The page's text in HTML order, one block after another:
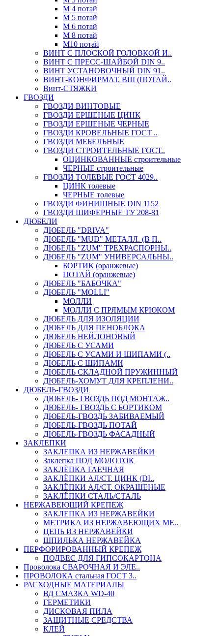
М 4 потай
М 5 потай
М 6 потай
М 8 потай
М10 потай
ВИНТ С ПЛОСКОЙ ГОЛОВКОЙ И..
ВИНТ С ПРЕСС-ШАЙБОЙ DIN 9..
ВИНТ УСТАНОВОЧНЫЙ DIN 91..
ВИНТ-КОНФИРМАТ, ВШ (ПОТАЙ..
Винт-СТЯЖКИ
ГВОЗДИ
ГВОЗДИ ВИНТОВЫЕ
ГВОЗДИ ЕРШЕНЫЕ ЦИНК
ГВОЗДИ ЕРШЕНЫЕ ЧЕРНЫЕ
ГВОЗДИ КРОВЕЛЬНЫЕ ГОСТ ..
ГВОЗДИ МЕБЕЛЬНЫЕ
ГВОЗДИ СТРОИТЕЛЬНЫЕ ГОСТ..
ОЦИНКОВАННЫЕ строительные
ЧЕРНЫЕ строительные
ГВОЗДИ ТОЛЕВЫЕ ГОСТ 4029..
ЦИНК толевые
ЧЕРНЫЕ толевые
ГВОЗДИ ФИНИШНЫЕ DIN 1152
ГВОЗДИ ШИФЕРНЫЕ ТУ 208-81
ДЮБЕЛИ
ДЮБЕЛЬ "DRIVA"
ДЮБЕЛЬ "MUD" МЕТАЛЛ. (В П..
ДЮБЕЛЬ "ZUM" ТРЕХРАСПОРНЫ..
ДЮБЕЛЬ "ZUM" УНИВЕРСАЛЬНЫ..
БОРТИК (оранжевые)
ПОТАЙ (оранжевые)
ДЮБЕЛЬ "БАБОЧКА"
ДЮБЕЛЬ "МOLLI"
МОЛЛИ
МОЛЛИ С ПРЯМЫМ КРЮКОМ
ДЮБЕЛЬ ДЛЯ ИЗОЛЯЦИИ
ДЮБЕЛЬ ДЛЯ ПЕНОБЛОКА
ДЮБЕЛЬ НЕЙЛОНОВЫЙ
ДЮБЕЛЬ С УСАМИ
ДЮБЕЛЬ С УСАМИ И ШИПАМИ (..
ДЮБЕЛЬ С ШИПАМИ
ДЮБЕЛЬ СКЛАДНОЙ ПРУЖИННЫЙ
ДЮБЕЛЬ-ХОМУТ ДЛЯ КРЕПЛЕНИ..
ДЮБЕЛЬ-ГВОЗДИ
ДЮБЕЛЬ- ГВОЗДЬ ПОД МОНТАЖ..
ДЮБЕЛЬ- ГВОЗДЬ С БОРТИКОМ
ДЮБЕЛЬ-ГВОЗДЬ ЗАБИВАЕМЫЙ
ДЮБЕЛЬ-ГВОЗДЬ ПОТАЙ
ДЮБЕЛЬ-ГВОЗДЬ ФАСАДНЫЙ
ЗАКЛЕПКИ
ЗАКЛЕПКА ИЗ НЕРЖАВЕЙКИ
Заклепка ПОД МОЛОТОК
ЗАКЛЁПКА ГАЕЧНАЯ
ЗАКЛЁПКИ АЛ/СТ. ЦИНК (DI..
ЗАКЛЁПКИ АЛ/СТ. ОКРАШЕНЫЕ
ЗАКЛЁПКИ СТАЛЬ/СТАЛЬ
НЕРЖАВЕЮЩИЙ КРЕПЕЖ
ЗАКЛЕПКА ИЗ НЕРЖАВЕЙКИ
МЕТРИКА ИЗ НЕРЖАВЕЮЩИХ МЕ..
ЦЕПЬ ИЗ НЕРЖАВЕЙКИ
ШПИЛЬКА НЕРЖАВЕЙКА
ПЕРФОРИРОВАННЫЙ КРЕПЕЖ
ПОДВЕС ДЛЯ ГИПСОКАРТОНА
Проволока СВАРОЧНАЯ И ЭЛЕ..
ПРОВОЛОКА стальная ГОСТ 3..
РАСХОДНЫЕ МАТЕРИАЛЫ
ВД СМАЗКА WD-40
ГЕРМЕТИКИ
ДИСКОВАЯ ПИЛА
ЗАЩИТНЫЕ СРЕДСТВА
КЛЕЙ